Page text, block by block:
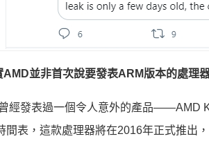
並非首次說要發表ARM版本的處理器
經發表過一個令人意外的產品——AMD
間表，這款處理器將在2016年正式推出